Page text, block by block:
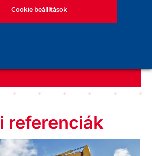
referenciák
Cookie beállítások